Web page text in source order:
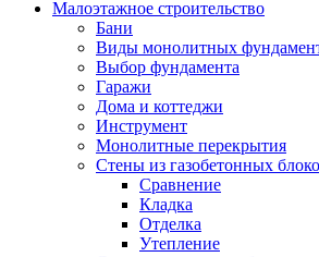
Малоэтажное строительство
Бани
Виды монолитных
Выбор фундамента
Гаражи
Дома и коттеджи
Инструмент
Монолитные перекрытия
Стены из газобетонных
Сравнение
Кладка
Отделка
Утепление